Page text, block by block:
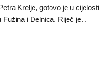
Krelje, gotovo je u cijelosti
Fužina i Delnica. Riječ je...